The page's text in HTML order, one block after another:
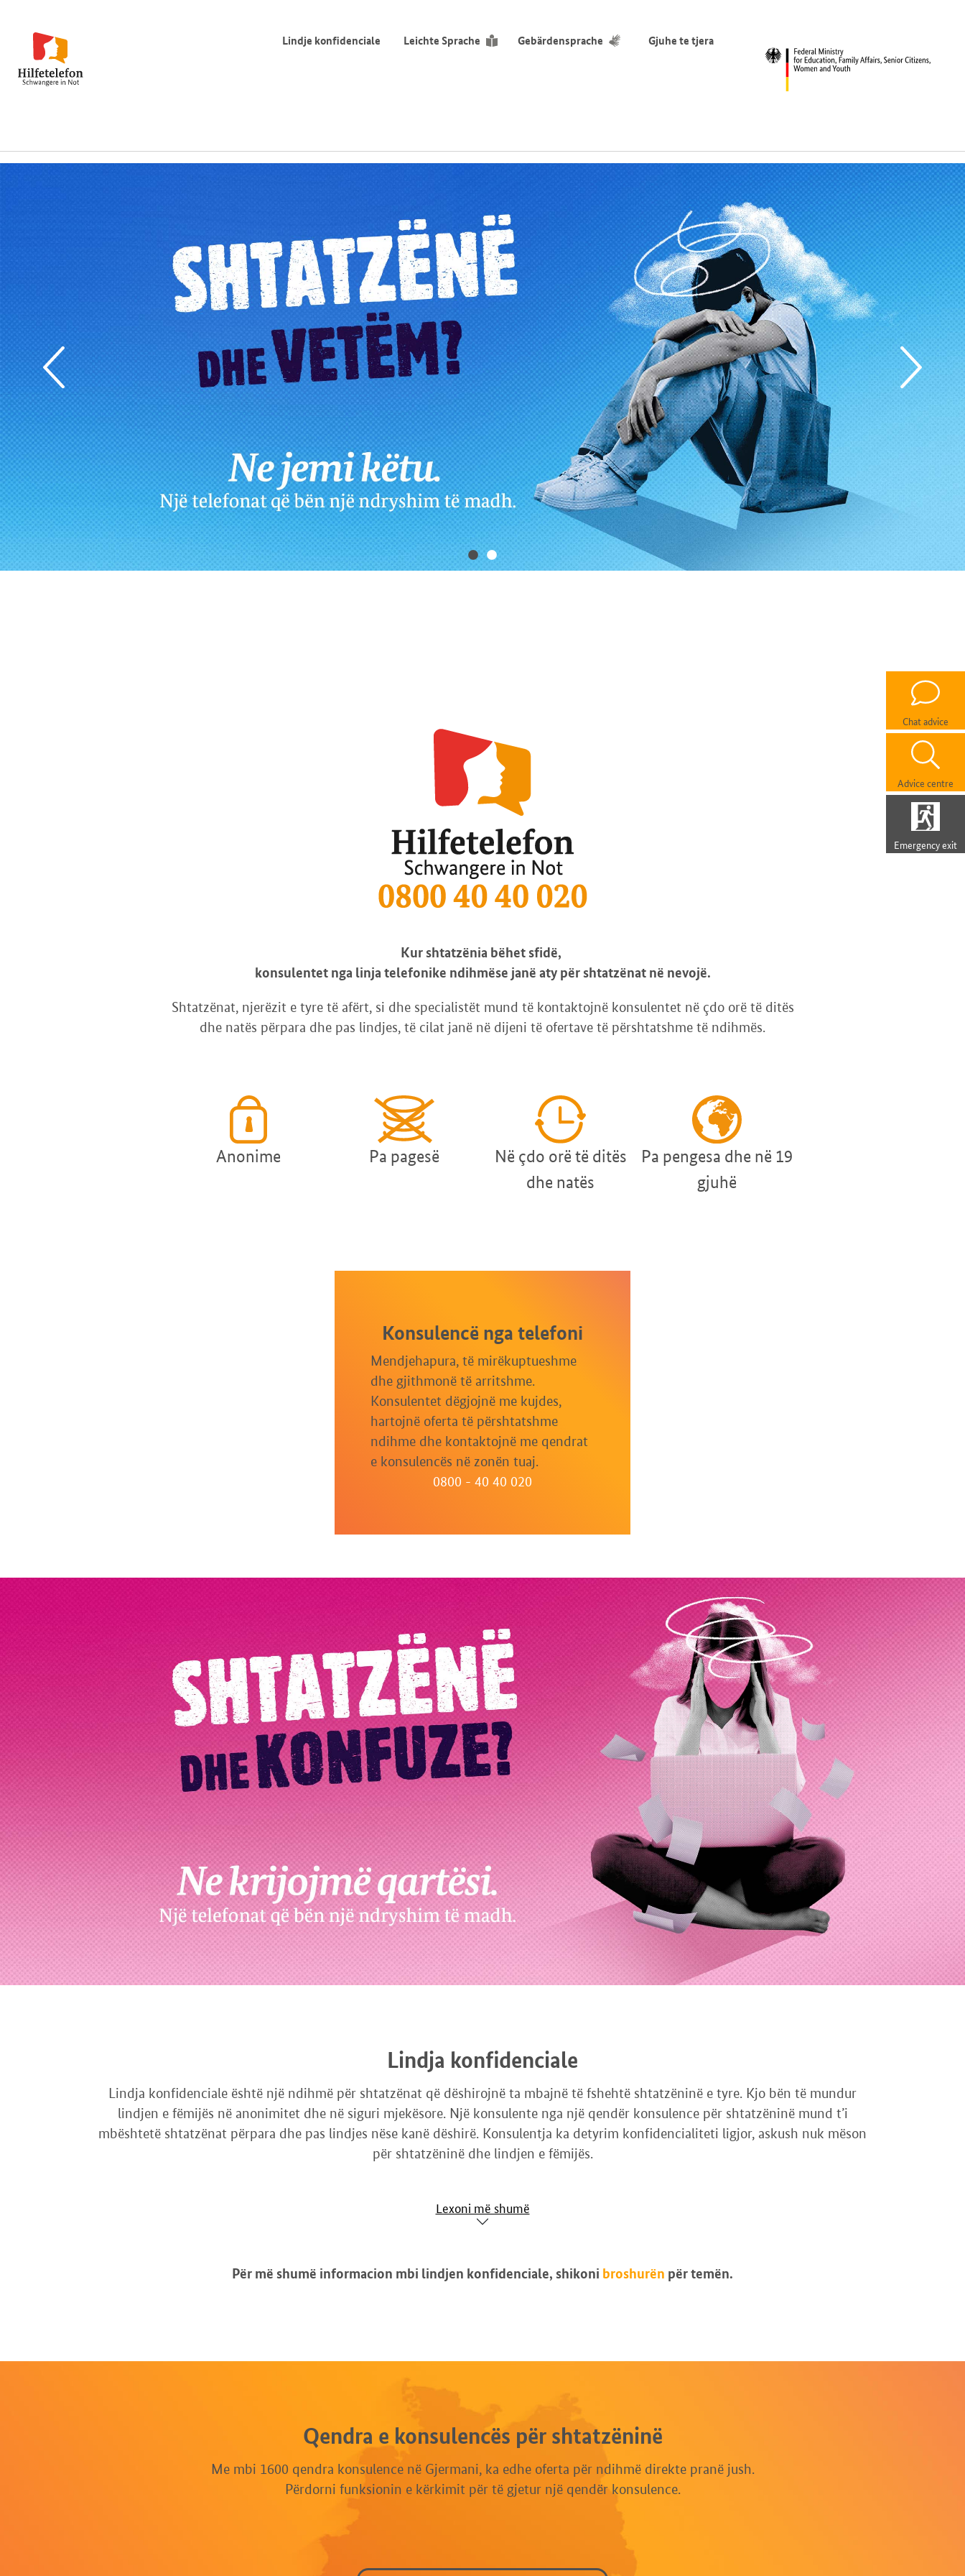
Lindje konfidenciale Leichte Sprache Gebärdensprache Gjuhe te tjera
Chat advice
Advice centre
Emergency exit
Kur shtatzënia bëhet sfidë,
konsulentet nga linja telefonike ndihmëse janë aty për shtatzënat në nevojë.
Shtatzënat, njerëzit e tyre të afërt, si dhe specialistët mund të kontaktojnë konsulentet në çdo orë të ditës
dhe natës përpara dhe pas lindjes, të cilat janë në dijeni të ofertave të përshtatshme të ndihmës.
Anonime Pa pagesë
Në çdo orë të ditës
dhe natës
Pa pengesa dhe në 19
gjuhë
Konsulencë nga telefoni
Mendjehapura, të mirëkuptueshme
dhe gjithmonë të arritshme.
Konsulentet dëgjojnë me kujdes,
hartojnë oferta të përshtatshme
ndihme dhe kontaktojnë me qendrat
e konsulencës në zonën tuaj.
0800 - 40 40 020
Lindja konfidenciale
Lindja konfidenciale është një ndihmë për shtatzënat që dëshirojnë ta mbajnë të fshehtë shtatzëninë e tyre. Kjo bën të mundur
lindjen e fëmijës në anonimitet dhe në siguri mjekësore. Një konsulente nga një qendër konsulence për shtatzëninë mund t’i
mbështetë shtatzënat përpara dhe pas lindjes nëse kanë dëshirë. Konsulentja ka detyrim konfidencialiteti ligjor, askush nuk mëson
për shtatzëninë dhe lindjen e fëmijës.
Lexoni më shumë
Për më shumë informacion mbi lindjen konfidenciale, shikoni broshurën për temën.
Qendra e konsulencës për shtatzëninë
Me mbi 1600 qendra konsulence në Gjermani, ka edhe oferta për ndihmë direkte pranë jush.
Përdorni funksionin e kërkimit për të gjetur një qendër konsulence.